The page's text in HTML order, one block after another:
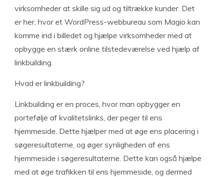
virksomheder at skille sig ud og tiltrække kunder. Det
er her, hvor et WordPress-webbureau som Magio kan
komme ind i billedet og hjælpe virksomheder med at
opbygge en stærk online tilstedeværelse ved hjælp af
linkbuilding.
Hvad er linkbuilding?
Linkbuilding er en proces, hvor man opbygger en
portefølje af kvalitetslinks, der peger til ens
hjemmeside. Dette hjælper med at øge ens placering i
søgeresultaterne, og øger synligheden af ens
hjemmeside i søgeresultaterne. Dette kan også hjælpe
med at øge trafikken til ens hjemmeside, og dermed